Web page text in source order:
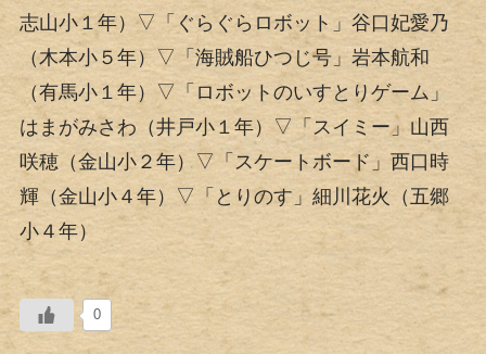
志山小１年）▽「ぐらぐらロボット」谷口妃愛乃
（木本小５年）▽「海賊船ひつじ号」岩本航和
（有馬小１年）▽「ロボットのいすとりゲーム」
はまがみさわ（井戸小１年）▽「スイミー」山西
咲穂（金山小２年）▽「スケートボード」西口時
輝（金山小４年）▽「とりのす」細川花火（五郷
小４年）
0